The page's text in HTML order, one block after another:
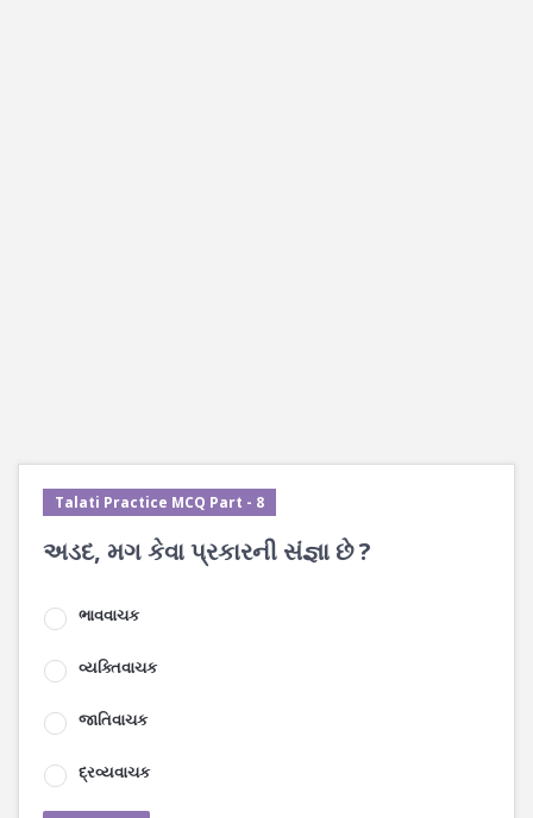
Talati Practice MCQ Part - 8
અડદ, મગ કેવા પ્રકારની સંજ્ઞા છે ?
ભાવવાચક
વ્યક્તિવાચક
જાતિવાચક
દ્રવ્યવાચક